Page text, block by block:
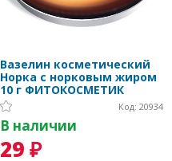
Вазелин косметический
Норка с норковым жиром
10 г ФИТОКОСМЕТИК
Код: 20934
В наличии
29 ₽